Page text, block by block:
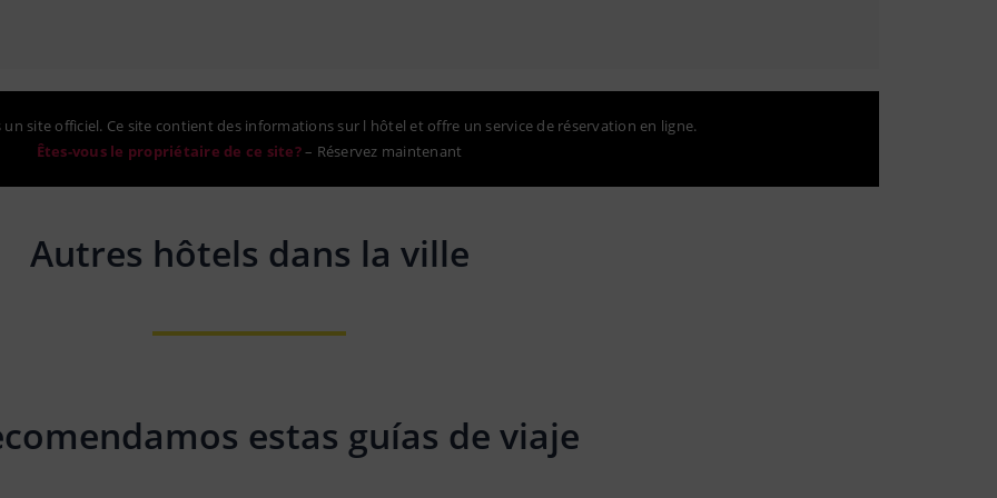
un site officiel. Ce site contient des informations sur l hôtel et offre un service de réservation en ligne.
Êtes-vous le propriétaire de ce site?– Réservez maintenant
Autres hôtels dans la ville
estas guías de viaje